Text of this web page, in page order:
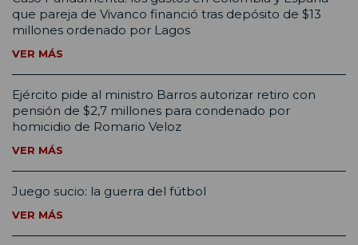
que pareja de Vivanco financió tras depósito de $13
millones ordenado por Lagos
VER MÁS
Ejército pide al ministro Barros autorizar retiro con
pensión de $2,7 millones para condenado por
homicidio de Romario Veloz
VER MÁS
Juego sucio: la guerra del fútbol
VER MÁS